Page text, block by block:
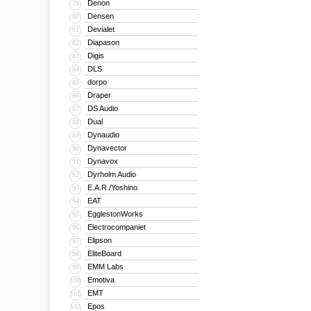
79 Denon
80 Densen
81 Devialet
82 Diapason
83 Digis
84 DLS
85 dorpo
86 Draper
87 DS Audio
88 Dual
89 Dynaudio
90 Dynavector
91 Dynavox
92 Dyrholm Audio
93 E.A.R./Yoshino
94 EAT
95 EgglestonWorks
96 Electrocompaniet
97 Elipson
98 EliteBoard
99 EMM Labs
100 Emotiva
101 EMT
102 Epos
качественных